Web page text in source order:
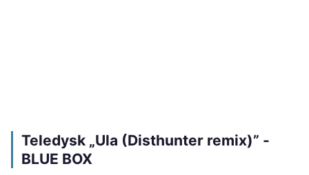
Teledysk „Ula (Disthunter remix)” -
BLUE BOX